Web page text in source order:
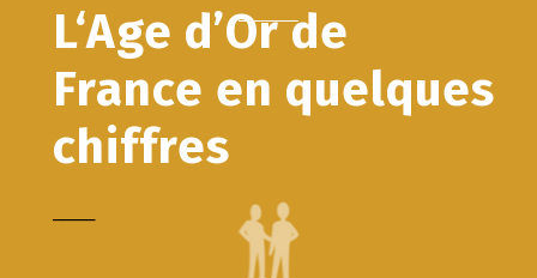
L‘Age d’Or de
France en quelques
chiffres